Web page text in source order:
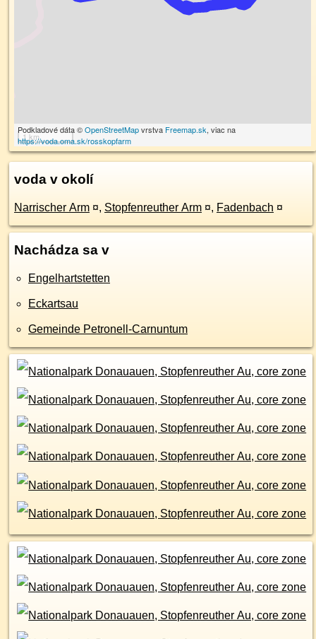
1 km
Podkladové dáta ©OpenStreetMapvrstva Freemap.sk, viac na
https://voda.oma.sk/rosskopfarm
voda v okolí
Narrischer Arm ¤, Stopfenreuther Arm ¤, Fadenbach ¤
Nachádza sa v
Engelhartstetten
Eckartsau
Gemeinde Petronell-Carnuntum